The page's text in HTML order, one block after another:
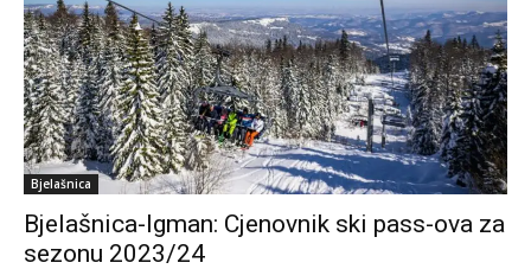
Bjelašnica
Bjelašnica-Igman: Cjenovnik ski pass-ova za
sezonu 2023/24